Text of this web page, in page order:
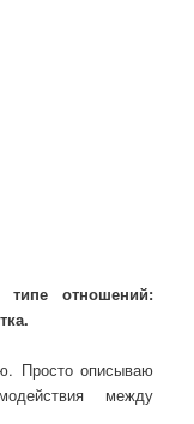
отношений:
Просто описываю
между